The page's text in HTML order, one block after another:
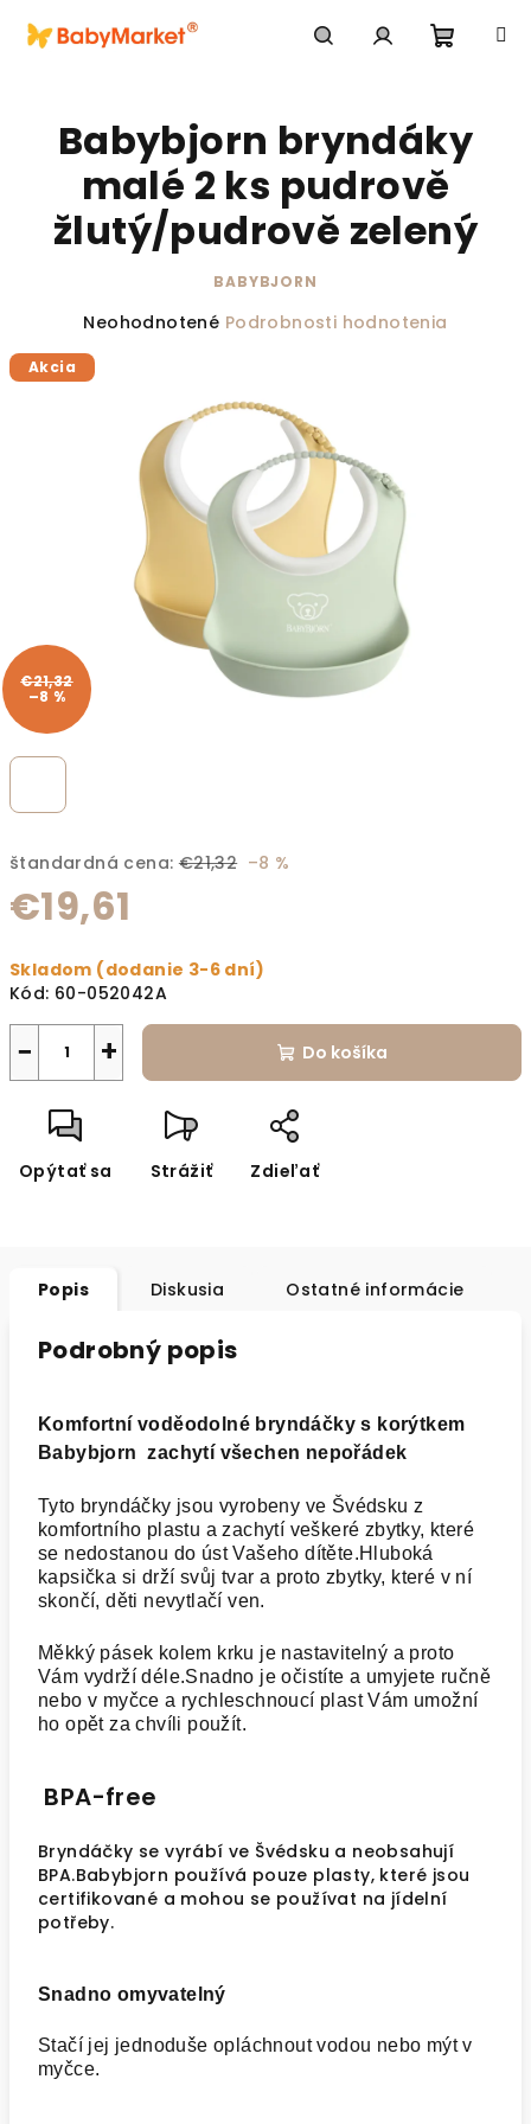
štandardná cena: €21,32 –8 %
€19,61
Skladom (dodanie 3-6 dní)
Kód: 60-052042A
+
− Do košíka
Opýtať sa Strážiť Zdieľať
Babybjorn bryndáky
malé 2 ks pudrově
žlutý/pudrově zelený
BABYBJORN
Priemerné hodnotenie produktu je 0,0 z 5
Neohodnotené Podrobnosti hodnotenia
Akcia
€21,32
–8 %
Popis Diskusia Ostatné informácie
Podrobný popis
Komfortní voděodolné bryndáčky s korýtkem
Babybjorn zachytí všechen nepořádek
Tyto bryndáčky jsou vyrobeny ve Švédsku z
komfortního plastu a zachytí veškeré zbytky, které
se nedostanou do úst Vašeho dítěte.Hluboká
kapsička si drží svůj tvar a proto zbytky, které v ní
skončí, děti nevytlačí ven.
Měkký pásek kolem krku je nastavitelný a proto
Vám vydrží déle.Snadno je očistíte a umyjete ručně
nebo v myčce a rychleschnoucí plast Vám umožní
ho opět za chvíli použít.
BPA-free
Bryndáčky se vyrábí ve Švédsku a neobsahují
BPA.Babybjorn používá pouze plasty, které jsou
certifikované a mohou se používat na jídelní
potřeby.
Snadno omyvatelný
Stačí jej jednoduše opláchnout vodou nebo mýt v
myčce.